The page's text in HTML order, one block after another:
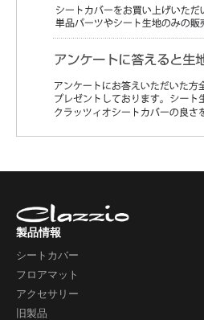
製品情報
シートカバー
フロアマット
アクセサリー
旧製品